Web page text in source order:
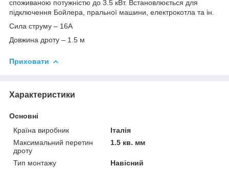
споживаною потужністю до 3.5 кВт. Встановлюється для
підключення Бойлера, пральної машини, електрокотла та ін.
Сила струму – 16А
Довжина дроту – 1.5 м
Приховати
Характеристики
Основні
Країна виробник
Італія
Максимальний перетин
дроту
1.5 кв. мм
Тип монтажу
Навісний